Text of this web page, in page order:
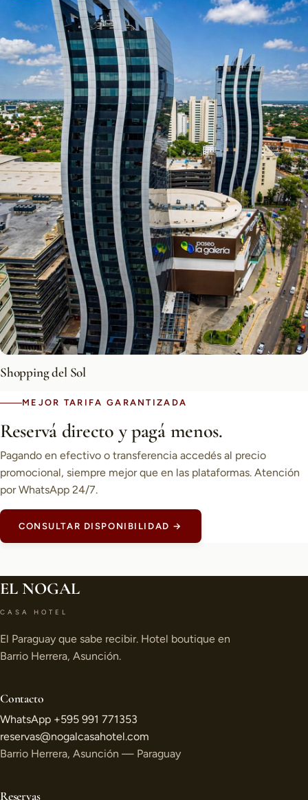
Shopping del Sol
MEJOR TARIFA GARANTIZADA
Reservá directo y pagá menos.
Pagando en efectivo o transferencia accedés al precio
promocional, siempre mejor que en las plataformas. Atención
por WhatsApp 24/7.
CONSULTAR DISPONIBILIDAD →
EL NOGAL
CASA HOTEL
El Paraguay que sabe recibir. Hotel boutique en
Barrio Herrera, Asunción.
Contacto
WhatsApp +595 991 771353
reservas@nogalcasahotel.com
Barrio Herrera, Asunción — Paraguay
Reservas